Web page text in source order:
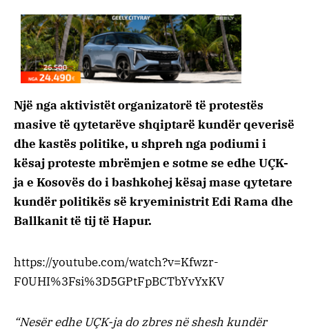
Një nga aktivistët organizatorë të protestës
masive të qytetarëve shqiptarë kundër qeverisë
dhe kastës politike, u shpreh nga podiumi i
kësaj proteste mbrëmjen e sotme se edhe UÇK-
ja e Kosovës do i bashkohej kësaj mase qytetare
kundër politikës së kryeministrit Edi Rama dhe
Ballkanit të tij të Hapur.
https://youtube.com/watch?v=Kfwzr-
F0UHI%3Fsi%3D5GPtFpBCTbYvYxKV
“Nesër edhe UÇK-ja do zbres në shesh kundër